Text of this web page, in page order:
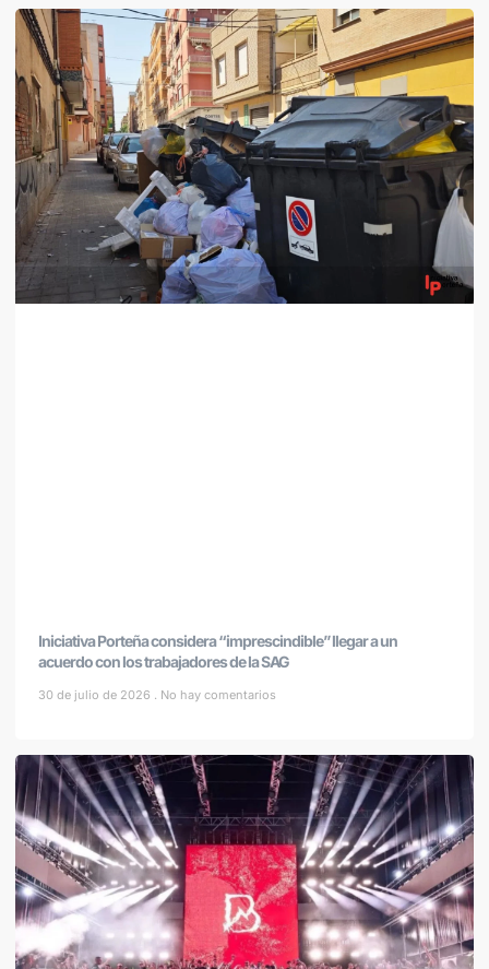
Iniciativa Porteña considera “imprescindible” llegar a un
acuerdo con los trabajadores de la SAG
30 de julio de 2026 No hay comentarios